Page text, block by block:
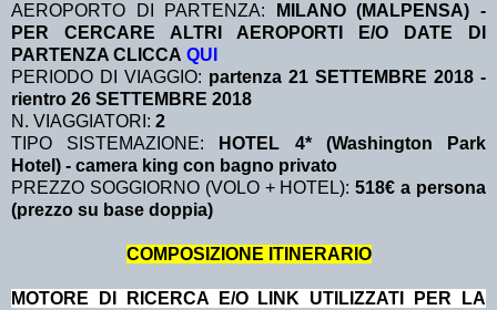
AEROPORTO DI PARTENZA:
MILANO (MALPENSA) -
PER CERCARE ALTRI AEROPORTI E/O DATE DI
PARTENZA CLICCA QUI
PERIODO DI VIAGGIO: partenza 21 SETTEMBRE 2018 -
rientro 26 SETTEMBRE 2018
N. VIAGGIATORI: 2
TIPO SISTEMAZIONE:
HOTEL 4* (Washington Park
Hotel) - camera king con bagno privato
PREZZO SOGGIORNO (VOLO + HOTEL):518€ a persona
(prezzo su base doppia)
COMPOSIZIONE ITINERARIO
MOTORE DI RICERCA E/O LINK UTILIZZATI PER LA